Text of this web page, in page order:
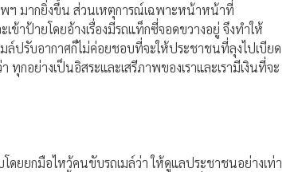
พฯ มากยิ่งขึ้น ส่วนเหตุการณ์เฉพาะหน้าหน้าที่
เข้าป้ายโดยอ้างเรื่องมีรถแท็กซี่จอดขวางอยู่ จึงทำให้
ล์ปรับอากาศก็ไม่ค่อยชอบที่จะให้ประชาชนที่ลุงไปเบียด
ทุกอย่างเป็นอิสระและเสรีภาพของเราและเรามีเงินที่จะ
ดยยกมือไหว้คนขับรถเมล์ว่า ให้ดูแลประชาชนอย่างเท่า